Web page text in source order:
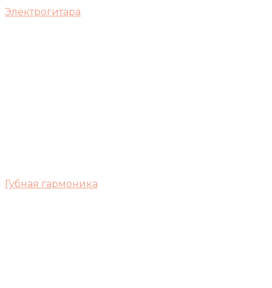
Электрогитара
Губная гармоника